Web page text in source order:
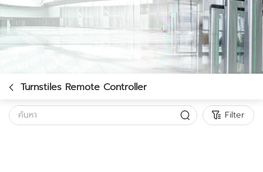
Turnstiles Remote Controller
Filter